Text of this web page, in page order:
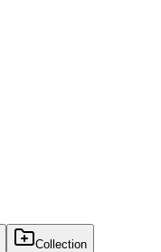
Collection